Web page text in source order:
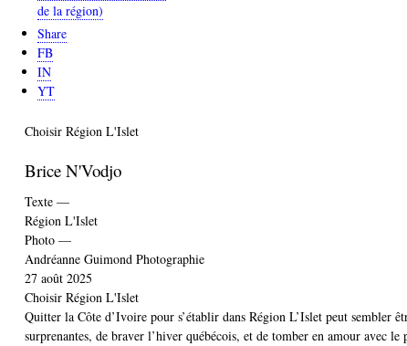
de la région)
Share
FB
IN
YT
Catégorie
Choisir Région L'Islet
Brice N'Vodjo
Texte —
Région L'Islet
Photo —
Andréanne Guimond Photographie
27 août 2025
Catégorie
Choisir Région L'Islet
Quitter la Côte d’Ivoire pour s’établir dans Région L’Islet peut sembler
surprenantes, de braver l’hiver québécois, et de tomber en amour avec le